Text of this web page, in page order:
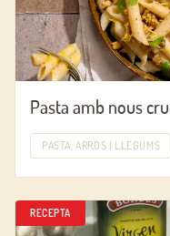
Pasta amb nous
PASTA, ARRÒS I LLEGUMS
RECEPTA